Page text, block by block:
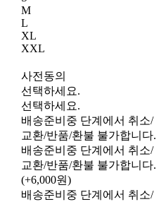
M
L
XL
XXL
사전동의
선택하세요.
선택하세요.
배송준비중 단계에서 취소/
교환/반품/환불 불가합니다.
배송준비중 단계에서 취소/
교환/반품/환불 불가합니다.
(+6,000원)
배송준비중 단계에서 취소/